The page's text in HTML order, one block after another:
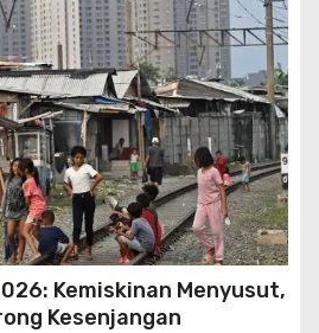
Kemiskinan Menyusut,
Kesenjangan